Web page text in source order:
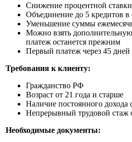
Снижение процентной
Объединение до 5 кредитов
Уменьшение суммы
Можно взять
платеж останется прежним
Первый платеж через 45 дней
Требования к клиенту:
Гражданство РФ
Возраст от 21 года и старше
Наличие постоянного дохода
Непрерывный трудовой стаж
Необходимые документы: